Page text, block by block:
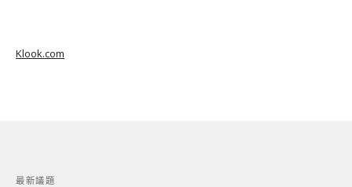
Klook.com
最新議題